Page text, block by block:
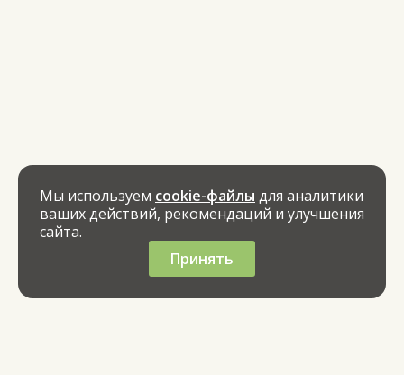
Мы используем cookie-файлы для аналитики
ваших действий, рекомендаций и улучшения
сайта.
Принять